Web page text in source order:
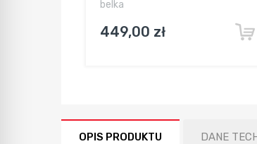
belka
449,00 zł
OPIS PRODUKTU DANE